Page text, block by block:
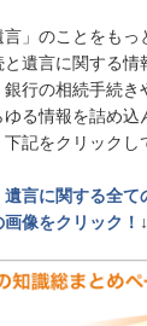
」のことをもっ
遺言に関する情
行の相続手続き
る情報を詰め
記をクリックし
遺言に関する全て
像をクリック！ ↓